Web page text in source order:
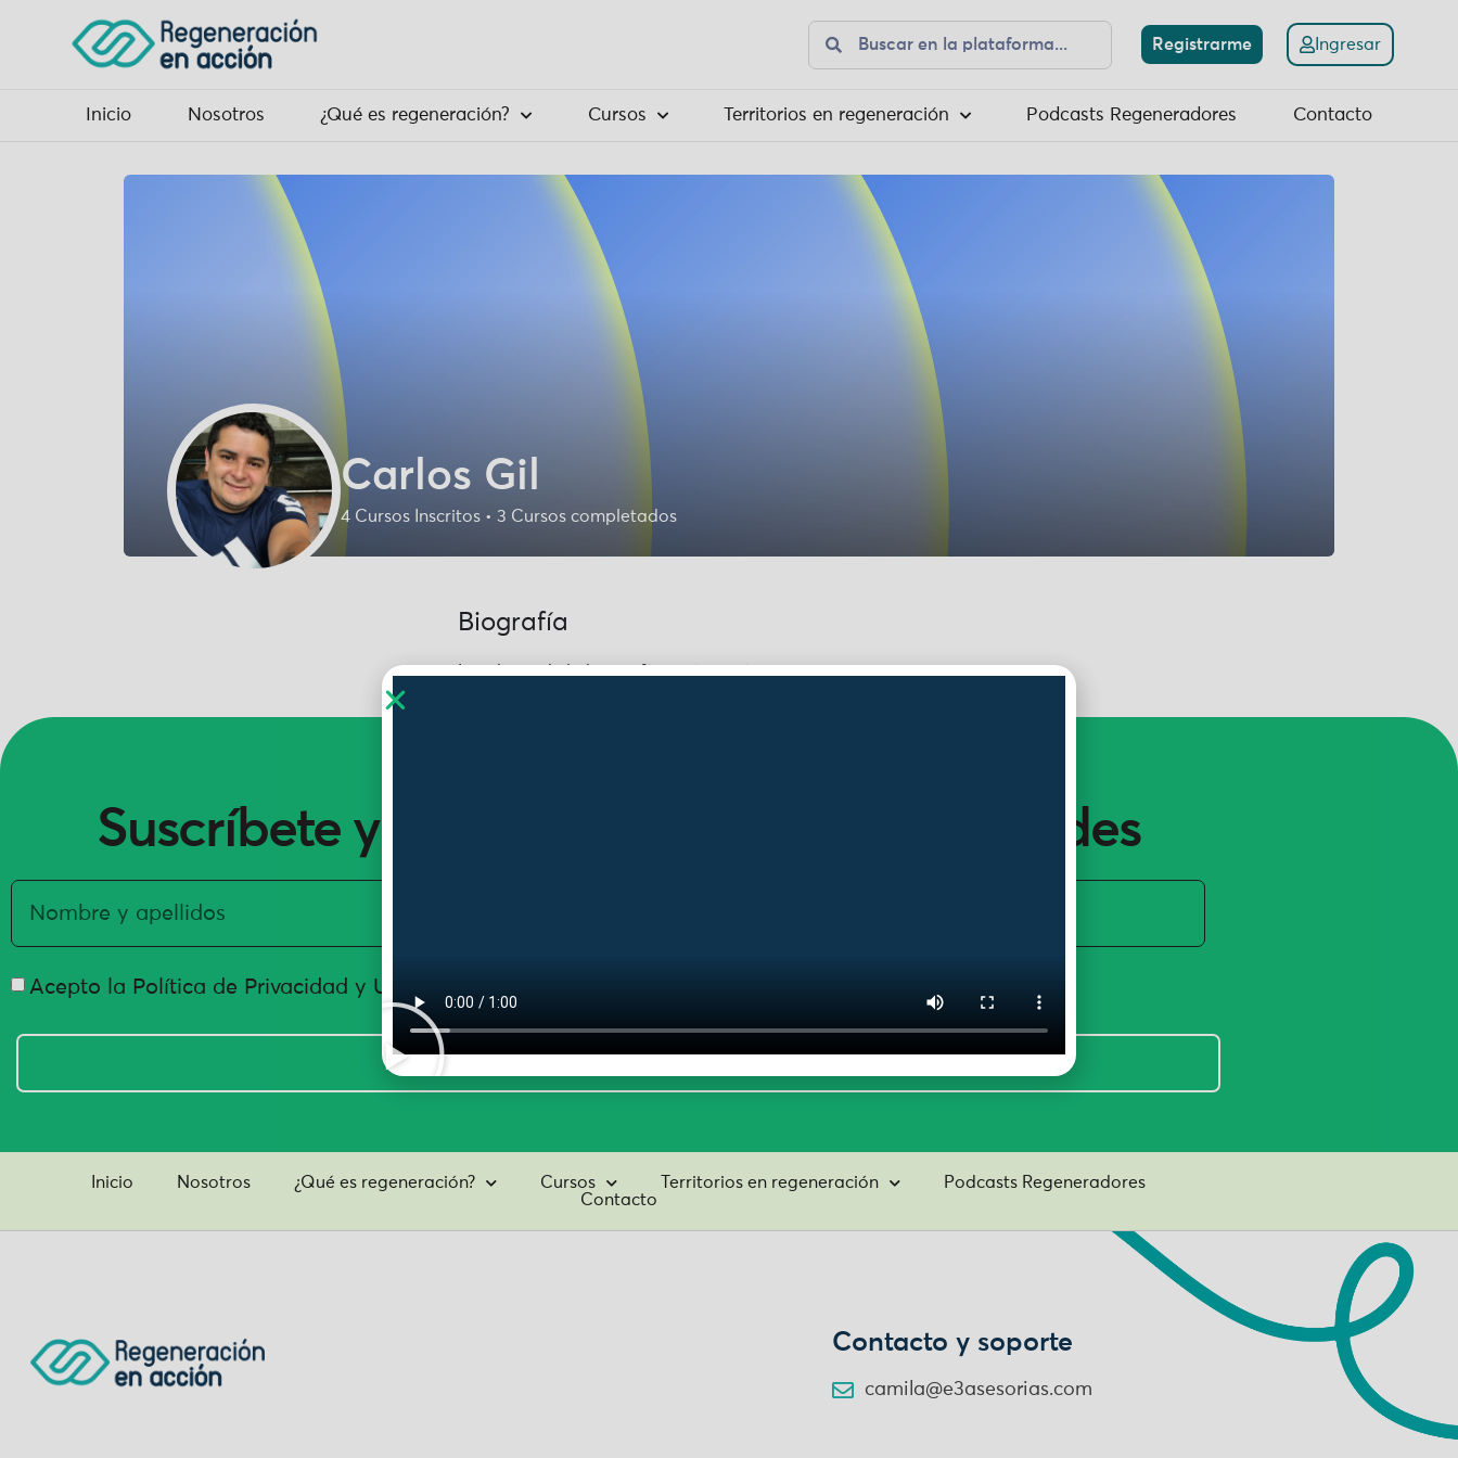
Registrarme Ingresar
Inicio Nosotros ¿Qué es regeneración? Cursos Territorios en regeneración Podcasts Regeneradores Contacto
Carlos Gil
4 Cursos Inscritos • 3 Cursos completados
Biografía
Los datos de la biografía están vacíos
Suscríbete y entérate de nuestras novedades
Acepto la Política de Privacidad y Uso de Datos
Inicio Nosotros ¿Qué es regeneración? Cursos Territorios en regeneración
Podcasts Regeneradores
Contacto
Contacto y soporte
camila@e3asesorias.com